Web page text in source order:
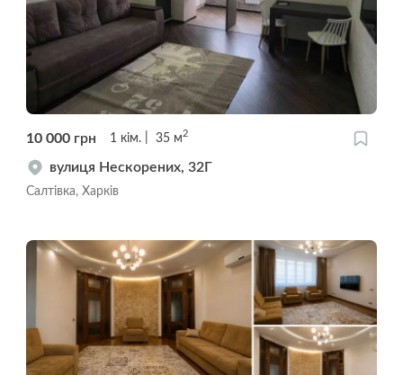
10 000 грн 1 кім. 35 м2
вулиця Нескорених, 32Г
Салтівка, Харків